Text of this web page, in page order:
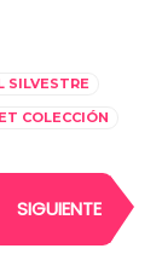
SILVESTRE
COLECCIÓN
SIGUIENTE